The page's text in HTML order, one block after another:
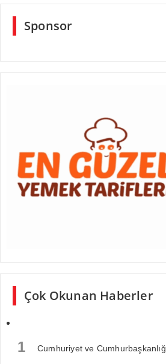
Sponsor
Çok Okunan Haberler
1 Cumhuriyet ve